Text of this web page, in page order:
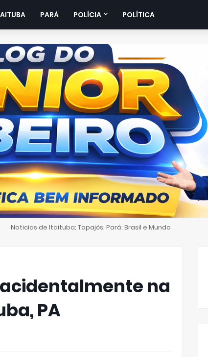
PARÁ POLÍCIA POLÍTICA
Noticias de Itaituba; Tapajós; Pará; Brasil e Mundo
na
PA